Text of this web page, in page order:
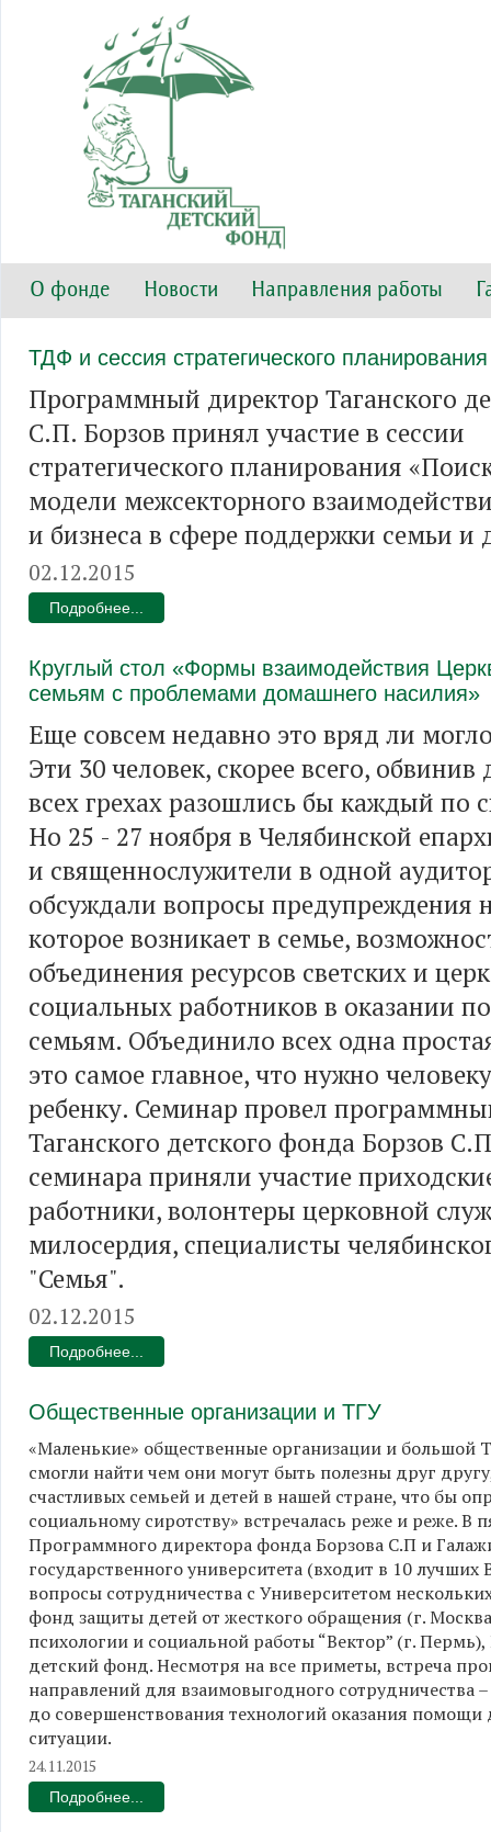
О фонде Новости Направления работы
ТДФ и сессия стратегического планирования
Программный директор Таганского
С.П. Борзов принял участие в сессии
стратегического планирования
модели межсекторного
и бизнеса в сфере поддержки семьи и
02.12.2015
Подробнее...
Круглый стол «Формы взаимодействия
семьям с проблемами домашнего насилия»
Еще совсем недавно это вряд ли
Эти 30 человек, скорее всего, обвинив
всех грехах разошлись бы каждый по
Но 25 - 27 ноября в Челябинской
и священнослужители в одной
обсуждали вопросы предупреждения
которое возникает в семье,
объединения ресурсов светских и
социальных работников в оказании
семьям. Объединило всех одна
это самое главное, что нужно
ребенку. Семинар провел
Таганского детского фонда Борзов
семинара приняли участие
работники, волонтеры церковной
милосердия, специалисты
"Семья".
02.12.2015
Подробнее...
Общественные организации и ТГУ
«Маленькие» общественные организации и большой
смогли найти чем они могут быть полезны друг
счастливых семьей и детей в нашей стране, что бы
социальному сиротству» встречалась реже и реже. В
Программного директора фонда Борзова С.П и
государственного университета (входит в 10
вопросы сотрудничества с Университетом
фонд защиты детей от жесткого обращения (г.
психологии и социальной работы “Вектор” (г.
детский фонд. Несмотря на все приметы, встреча
направлений для взаимовыгодного сотрудничества
до совершенствования технологий оказания
ситуации.
24.11.2015
Подробнее...